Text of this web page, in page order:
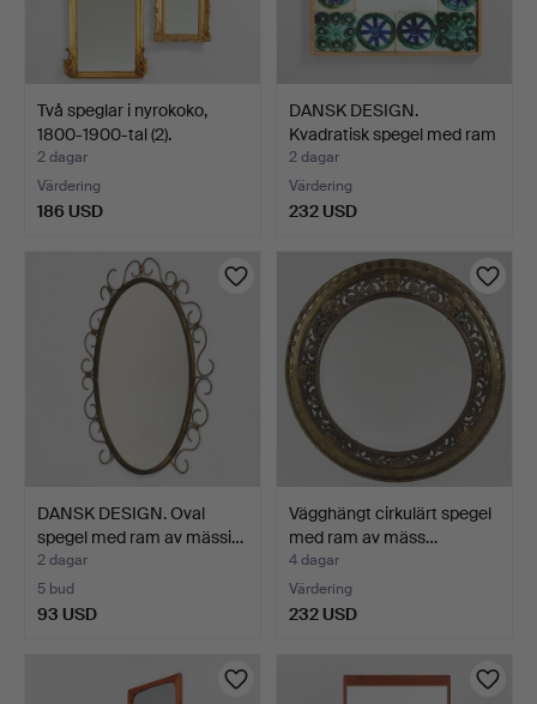
Två speglar i nyrokoko,
1800-1900-tal (2).
2 dagar
Värdering
186 USD
DANSK DESIGN.
Kvadratisk spegel med ram
av…
2 dagar
Värdering
232 USD
DANSK DESIGN. Oval
spegel med ram av mässi…
2 dagar
5 bud
93 USD
Vägghängt cirkulärt spegel
med ram av mäss…
4 dagar
Värdering
232 USD